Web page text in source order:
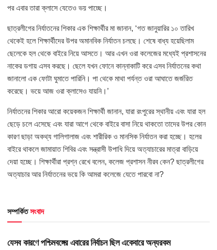
পর এবার তারা ক্লাসে যেতেও ভয় পাচ্ছে।
ছাত্রলীগের নির্যাতনের শিকার এক শিক্ষার্থীর মা জানান, ‘গত জানুয়ারির ১০ তারিখ
থেকেই হলে শিক্ষার্থীদের উপর অমানবিক নির্যাতন চলছে। শেষে বাধ্য হয়েছিলাম
ছেলেকে হল থেকে বাইরে নিয়ে আসতে। আর এখন ওরা কলেজের মধ্যেই প্রশাসনের
নাকের ডগায় এসব করছে। ছেলে যখন ফোনে কান্নাকাটি করে এসব নির্যাতনের কথা
জানালো এক ফোটা ঘুমাতে পারিনি। পা থেকে মাথা পর্যন্ত ওরা আঘাতে জর্জরিত
করেছে। ভয়ে আজ ওরা ক্লাসেও যায়নি।’
নির্যাতনের শিকার আরো কয়েকজন শিক্ষার্থী জানান, যারা রংপুরের স্থানীয় এবং যারা হল
ছেড়ে চলে এসেছে এবং যারা আগে থেকে বাইরে বাসা নিয়ে থাকতো তাদের উপর কোন
কারণ ছাড়া অকথ্য গালিগালাজ এবং শারীরিক ও মানসিক নির্যাতন করা হচ্ছে। হলের
বাইরে থাকলে জামায়াত শিবির এবং সন্ত্রাসী উপাধি দিয়ে অত্যাচারের মাত্রা বাড়িয়ে
দেয়া হচ্ছে। শিক্ষার্থীরা প্রশ্ন রেখে বলেন, কলেজ প্রশাসন নীরব কেন? ছাত্রলীগের
অত্যাচার আর নির্যাতনের ভয়ে কি আমরা কলেজে যেতে পারবো না?
সম্পর্কিতসংবাদ
HOME POST
যেসব কারণে পশ্চিমবঙ্গের এবারের নির্বাচন ছিল একেবারে অন্যরকম